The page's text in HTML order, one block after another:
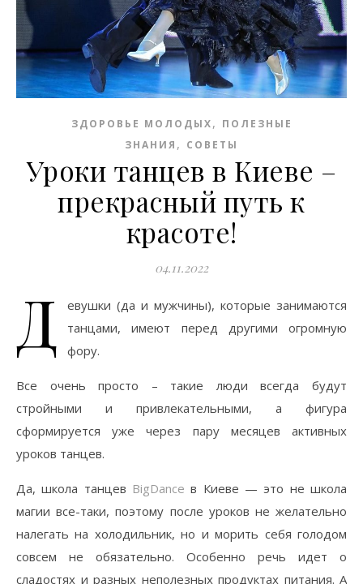
ЗДОРОВЬЕ МОЛОДЫХ, ПОЛЕЗНЫЕ
ЗНАНИЯ , СОВЕТЫ
Уроки танцев в Киеве –
прекрасный путь к
красоте!
04.11.2022
Д
евушки (да и мужчины), которые занимаются
танцами, имеют перед другими огромную
фору.
Все очень просто – такие люди всегда будут
стройными и привлекательными, а фигура
сформируется уже через пару месяцев активных
уроков танцев.
Да, школа танцев BigDance в Киеве — это не школа
магии все-таки, поэтому после уроков не желательно
налегать на холодильник, но и морить себя голодом
совсем не обязательно. Особенно речь идет о
сладостях и разных неполезных продуктах питания. А